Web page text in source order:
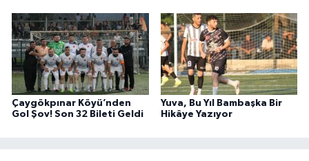
Çaygökpınar Köyü’nden
Gol Şov! Son 32 Bileti Geldi
Yuva, Bu Yıl Bambaşka Bir
Hikâye Yazıyor